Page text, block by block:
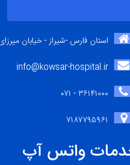
استان فارس -شیراز - خیابان
info@kowsar-hospital.ir
۳۶۱۴۱۰۰۰ - ۰۷۱
۷۱۸۷۷۹۵۹۶۱
واتس آپ